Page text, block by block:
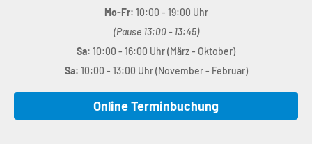
Mo-Fr: 10:00 - 19:00 Uhr
(Pause 13:00 - 13:45)
Sa: 10:00 - 16:00 Uhr (März - Oktober)
Sa: 10:00 - 13:00 Uhr (November - Februar)
Online Terminbuchung